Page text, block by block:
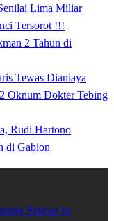
Lima Miliar
Tersorot !!!
2 Tahun di
Tewas Dianiaya
Oknum Dokter Tebing
Rudi Hartono
di Gabion
Selatan ke